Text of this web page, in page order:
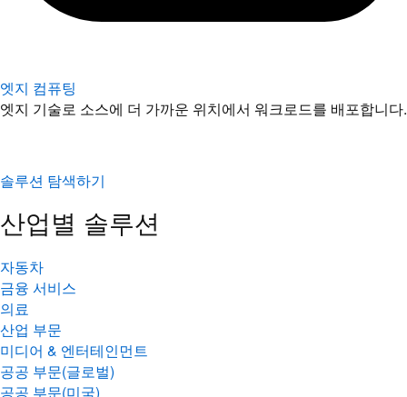
엣지 컴퓨팅
엣지 기술로 소스에 더 가까운 위치에서 워크로드를 배포합니다.
솔루션 탐색하기
산업별 솔루션
자동차
금융 서비스
의료
산업 부문
미디어 & 엔터테인먼트
공공 부문(글로벌)
공공 부문(미국)